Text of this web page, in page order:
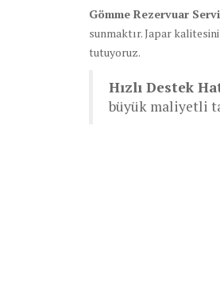
Gömme Rezervuar
sunmaktır. Japar
tutuyoruz.
Hızlı Destek
büyük maliyetli